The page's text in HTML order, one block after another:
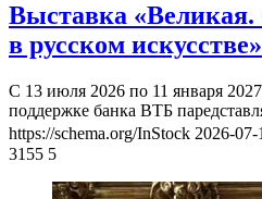
Выставка
в русском искусстве»
С 13 июля 2026 по 11 января
поддержке банка ВТБ
https://schema.org/InStock 2026-
3155 5